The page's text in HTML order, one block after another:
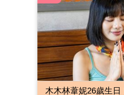
木木林葦妮26歲生